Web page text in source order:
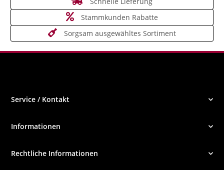
Stammkunden Rabatte
Sorgsam ausgewähltes Sortiment
Service / Kontakt
Informationen
Rechtliche Informationen